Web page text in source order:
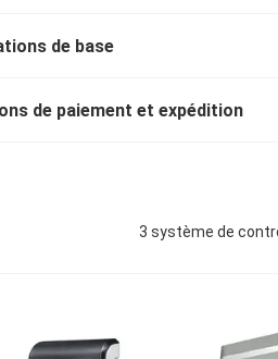
de base
de paiement et expédition
3 système de